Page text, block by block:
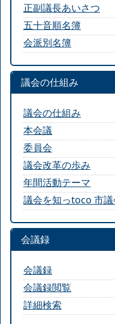
正副議長あいさつ
五十音順名簿
会派別名簿
議会の仕組み
議会の仕組み
本会議
委員会
議会改革の歩み
年間活動テーマ
議会を知っtoco 市
会議録
会議録
会議録閲覧
詳細検索